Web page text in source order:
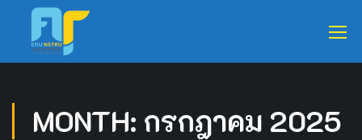
MONTH: กรกฎาคม 2025